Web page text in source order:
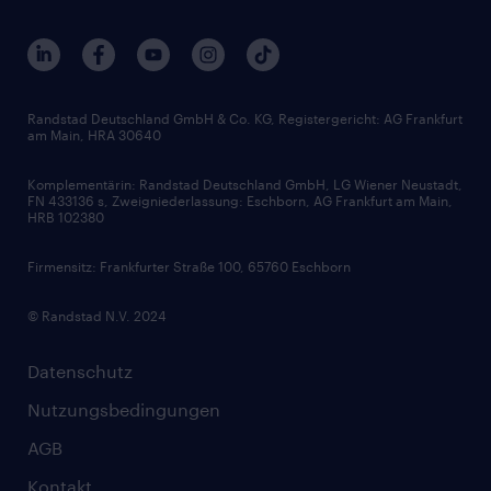
Branchen
Interne Karriere
FAQ - Bewerber / Kunden
Zertifikate und Auszeichnungen
Berufsprofile
Gehaltsthemen
Bewerbungsratgeber
Soft Skills
Skills
Datenschutz
Nutzungsbedingungen
AGB
Kontakt
Randstad Deutschland GmbH & Co. KG, Registergericht: AG Frankfurt
am Main, HRA 30640
Komplementärin: Randstad Deutschland GmbH, LG Wiener Neustadt,
FN 433136 s, Zweigniederlassung: Eschborn, AG Frankfurt am Main,
HRB 102380
Firmensitz: Frankfurter Straße 100, 65760 Eschborn
© Randstad N.V. 2024